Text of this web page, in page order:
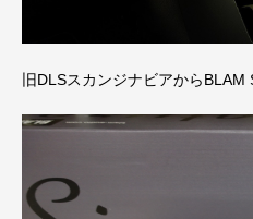
旧DLSスカンジナビアからBLAM